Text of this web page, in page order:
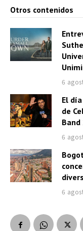
Otros contenidos
6
El
de
Band
6
6